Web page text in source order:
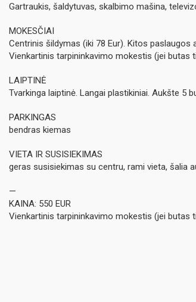
Gartraukis, šaldytuvas, skalbimo mašina,
MOKESČIAI
Centrinis šildymas (iki 78 Eur). Kitos paslaugos
Vienkartinis tarpininkavimo mokestis (jei butas
LAIPTINĖ
Tvarkinga laiptinė. Langai plastikiniai. Aukšte 5
PARKINGAS
bendras kiemas
VIETA IR SUSISIEKIMAS
geras susisiekimas su centru, rami vieta, šalia
—
KAINA: 550 EUR
Vienkartinis tarpininkavimo mokestis (jei butas